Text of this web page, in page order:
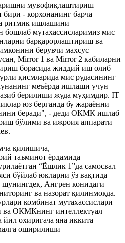
мувофиқлаштириш
- корхонанинг барча
ритмик ишлашини
бошлаб мутахассисларимиз мис
барқарорлаштириш ва
берувчи махсус
Mirror 1 ва Mirror 2 кабиларни
борасида жиддий иш олиб
қисмларида мис рудасининг
меъёрда ишлаши учун
берилиши жуда муҳимдир. IT
юз берганда бу жараённи
беради", - деди ОКМК ишлаб
бўлими ва ижроия аппарати
қилишича,
таъминот ёрдамида
“Ёшлик 1”да самосвал
бўйлаб юкларни ўз вақтида
Ангрен конидаги
ва назорат қилинмоқда.
комбинат мутахассислари
ва ОКМКнинг интеллектуал
охиригача яна иккита
оширилиши